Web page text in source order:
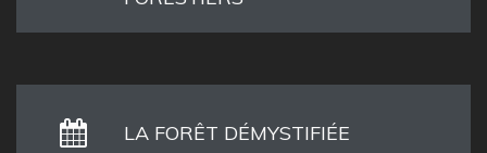
LA FORÊT DÉMYSTIFIÉE